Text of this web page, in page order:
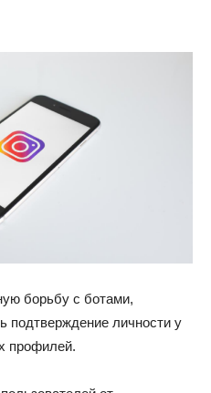
борьбу с ботами,
подтверждение личности у
профилей.